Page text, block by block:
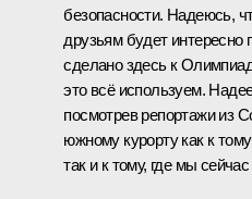
безопасности. Надеюсь,
друзьям будет интересно
сделано здесь к
это всё используем.
посмотрев репортажи из
южному курорту как к
так и к тому, где мы